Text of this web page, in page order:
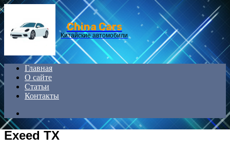
Menu
China Cars
Китайские автомобили
Главная
О сайте
Статьи
Контакты
Exeed TX